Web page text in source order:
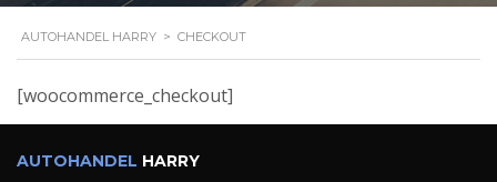
AUTOHANDEL HARRY > CHECKOUT
[woocommerce_checkout]
AUTOHANDEL HARRY